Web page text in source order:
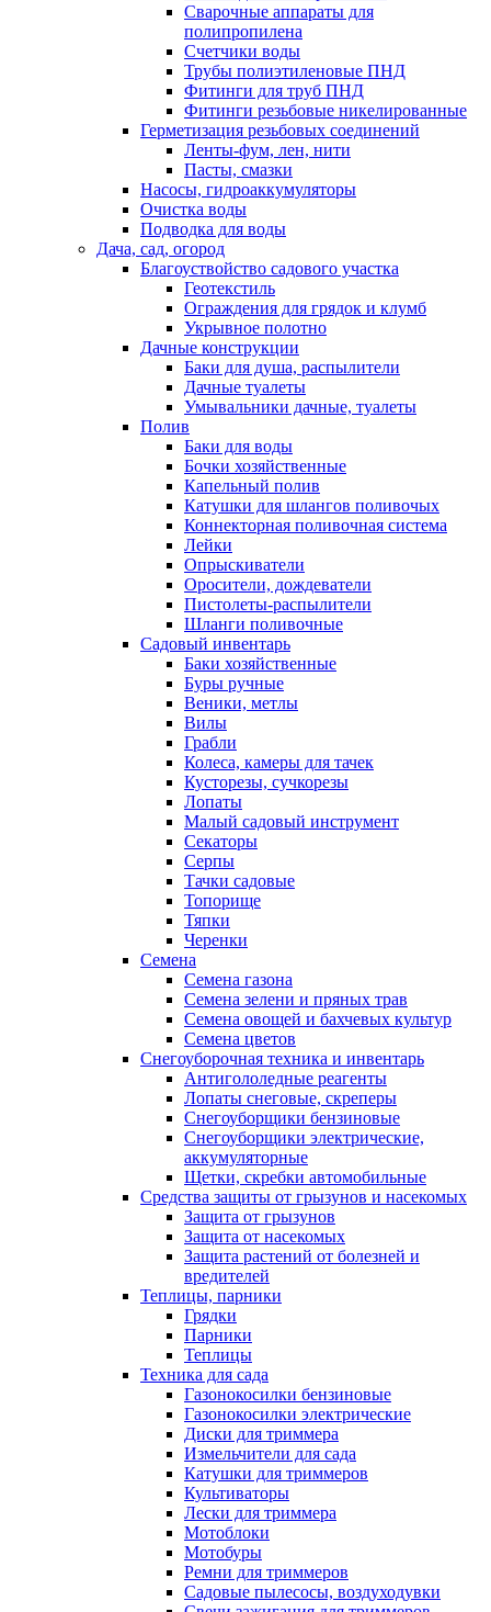
Сварочные аппараты для
полипропилена
Счетчики воды
Трубы полиэтиленовые ПНД
Фитинги для труб ПНД
Фитинги резьбовые никелированные
Герметизация резьбовых соединений
Ленты-фум, лен, нити
Пасты, смазки
Насосы, гидроаккумуляторы
Очистка воды
Подводка для воды
Дача, сад, огород
Благоуствойство садового участка
Геотекстиль
Ограждения для грядок и клумб
Укрывное полотно
Дачные конструкции
Баки для душа, распылители
Дачные туалеты
Умывальники дачные, туалеты
Полив
Баки для воды
Бочки хозяйственные
Капельный полив
Катушки для шлангов поливочых
Коннекторная поливочная система
Лейки
Опрыскиватели
Оросители, дождеватели
Пистолеты-распылители
Шланги поливочные
Садовый инвентарь
Баки хозяйственные
Буры ручные
Веники, метлы
Вилы
Грабли
Колеса, камеры для тачек
Кусторезы, сучкорезы
Лопаты
Малый садовый инструмент
Секаторы
Серпы
Тачки садовые
Топорище
Тяпки
Черенки
Семена
Семена газона
Семена зелени и пряных трав
Семена овощей и бахчевых культур
Семена цветов
Снегоуборочная техника и инвентарь
Антигололедные реагенты
Лопаты снеговые, скреперы
Снегоуборщики бензиновые
Снегоуборщики электрические,
аккумуляторные
Щетки, скребки автомобильные
Средства защиты от грызунов и насекомых
Защита от грызунов
Защита от насекомых
Защита растений от болезней и
вредителей
Теплицы, парники
Грядки
Парники
Теплицы
Техника для сада
Газонокосилки бензиновые
Газонокосилки электрические
Диски для триммера
Измельчители для сада
Катушки для триммеров
Культиваторы
Лески для триммера
Мотоблоки
Мотобуры
Ремни для триммеров
Садовые пылесосы, воздуходувки